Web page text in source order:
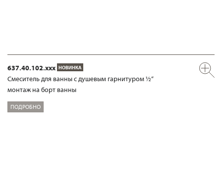
637.40.102.xxx НОВИНКА
Смеситель для ванны с душевым гарнитуром ½“
монтаж на борт ванны
ПОДРОБНО